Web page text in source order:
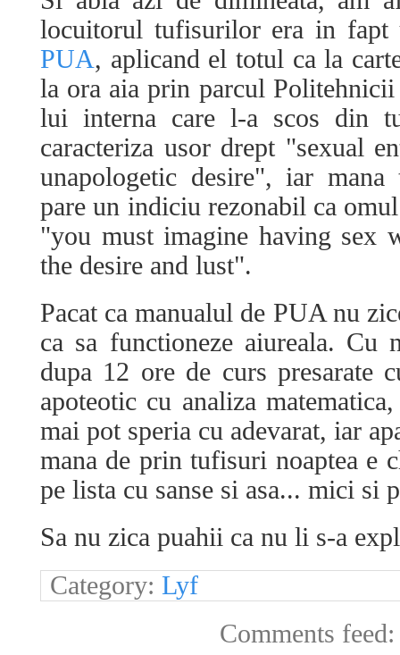
locuitorul tufisurilor era in
PUA, aplicand el totul ca la
la ora aia prin parcul
lui interna care l-a scos din
caracteriza usor drept "sexual
unapologetic desire", iar
pare un indiciu rezonabil ca
"you must imagine having sex
the desire and lust".
Pacat ca manualul de PUA nu
ca sa functioneze aiureala. Cu
dupa 12 ore de curs presarate
apoteotic cu analiza
mai pot speria cu adevarat, iar
mana de prin tufisuri noaptea e
pe lista cu sanse si asa... mici si
Sa nu zica puahii ca nu li s-a
Category: Lyf
Comments